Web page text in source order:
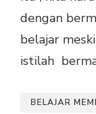
dengan
belajar
istilah
BELAJAR